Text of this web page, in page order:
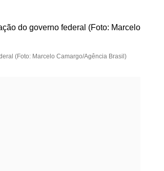
(Foto: Marcelo Camargo/Agência Brasil)